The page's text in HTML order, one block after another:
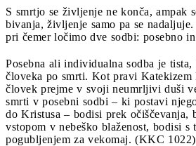
S smrtjo se življenje ne konča, ampak
bivanja, življenje samo pa se
pri čemer ločimo dve sodbi: posebno
Posebna ali individualna sodba je tista,
človeka po smrti. Kot pravi
človek prejme v svoji neumrljivi duši
smrti v posebni sodbi – ki postavi
do Kristusa – bodisi prek očiščevanja,
vstopom v nebeško blaženost, bodisi s
pogubljenjem za vekomaj. (KKC 1022)